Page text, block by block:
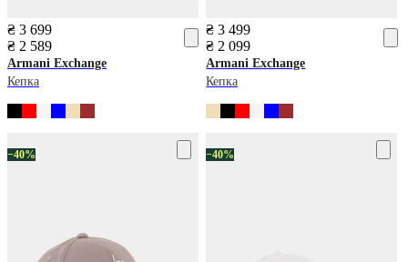
₴ 3 699
₴ 2 589
Armani Exchange
Кепка
₴ 3 499
₴ 2 099
Armani Exchange
Кепка
−40% −40%